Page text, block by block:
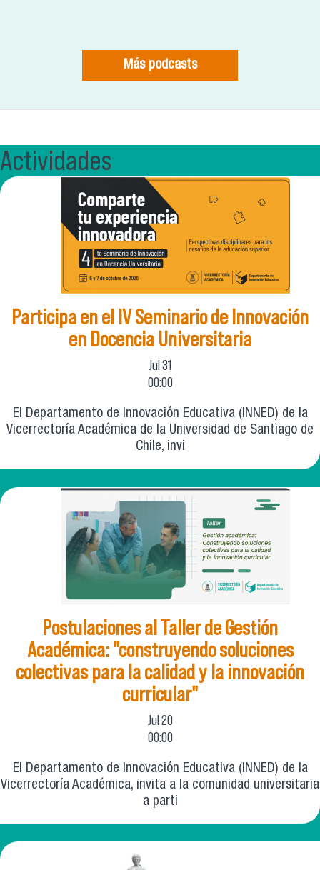
Más podcasts
Actividades
Participa en el IV Seminario de Innovación
en Docencia Universitaria
Jul 31
00:00
El Departamento de Innovación Educativa (INNED) de la
Vicerrectoría Académica de la Universidad de Santiago de
Chile, invi
Postulaciones al Taller de Gestión
Académica: "construyendo soluciones
colectivas para la calidad y la innovación
curricular"
Jul20
00:00
El Departamento de Innovación Educativa (INNED) de la
Vicerrectoría Académica, invita a la comunidad universitaria
a parti